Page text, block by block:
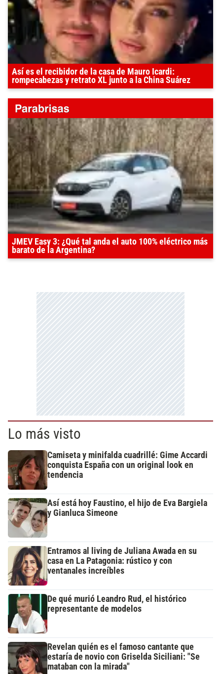
Así es el recibidor de la casa de Mauro Icardi:
rompecabezas y retrato XL junto a la China Suárez
JMEV Easy 3: ¿Qué tal anda el auto 100% eléctrico más
barato de la Argentina?
Lo más visto
Camiseta y minifalda cuadrillé: Gime Accardi
conquista España con un original look en
tendencia
Así está hoy Faustino, el hijo de Eva Bargiela
y Gianluca Simeone
Entramos al living de Juliana Awada en su
casa en La Patagonia: rústico y con
ventanales increíbles
De qué murió Leandro Rud, el histórico
representante de modelos
Revelan quién es el famoso cantante que
estaría de novio con Griselda Siciliani: "Se
mataban con la mirada"